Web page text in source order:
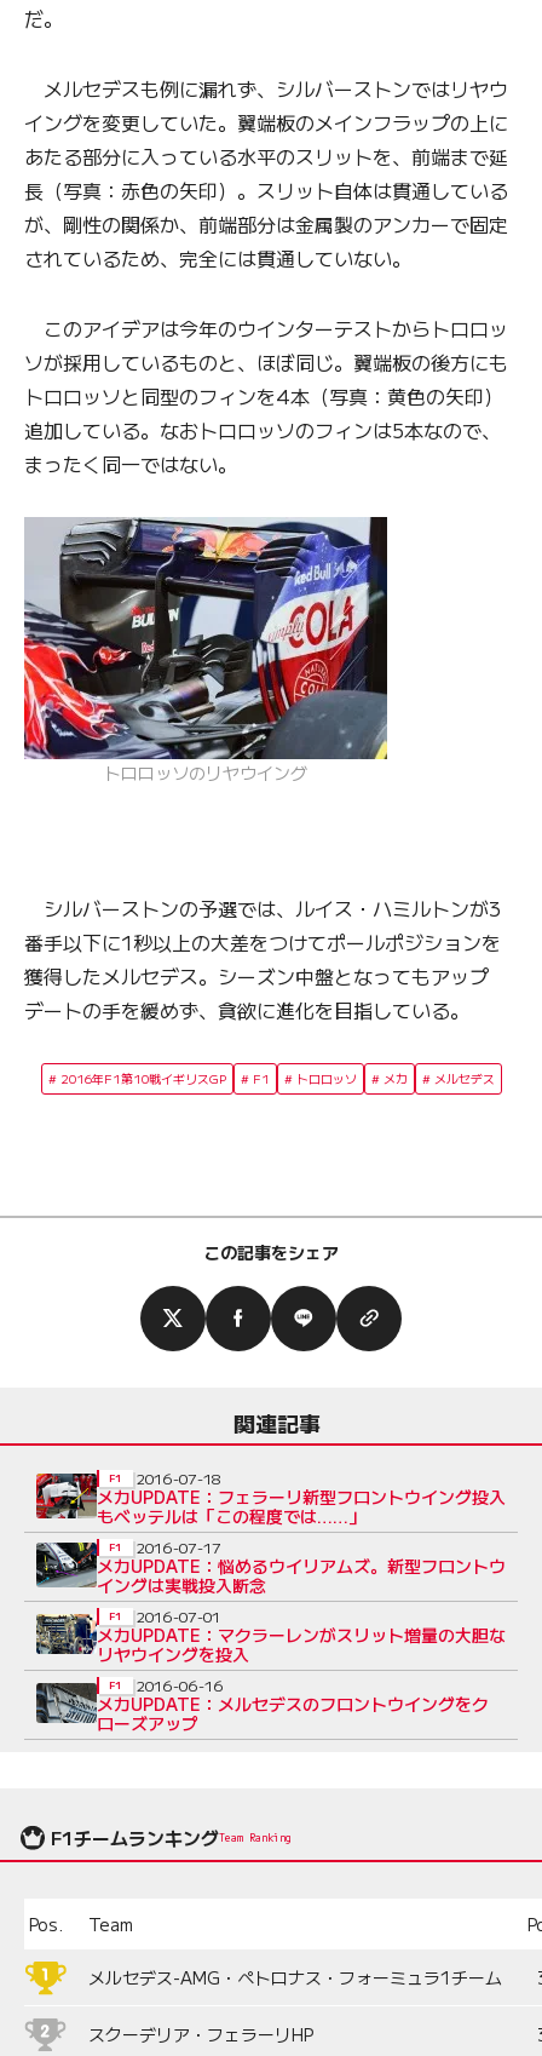
だ。
メルセデスも例に漏れず、シルバーストンではリヤウ
イングを変更していた。翼端板のメインフラップの上に
あたる部分に入っている水平のスリットを、前端まで延
長（写真：赤色の矢印）。スリット自体は貫通している
が、剛性の関係か、前端部分は金属製のアンカーで固定
されているため、完全には貫通していない。
このアイデアは今年のウインターテストからトロロッ
ソが採用しているものと、ほぼ同じ。翼端板の後方にも
トロロッソと同型のフィンを4本（写真：黄色の矢印）
追加している。なおトロロッソのフィンは5本なので、
まったく同一ではない。
トロロッソのリヤウイング
シルバーストンの予選では、ルイス・ハミルトンが3
番手以下に1秒以上の大差をつけてポールポジションを
獲得したメルセデス。シーズン中盤となってもアップ
デートの手を緩めず、貪欲に進化を目指している。
2016年F1第10戦イギリスGP F1 トロロッソ メカ メルセデス
この記事をシェア
関連記事
メカUPDATE：フェラーリ新型フロントウイング投入
もベッテルは「この程度では……」
F1 2016-07-18
メカUPDATE：悩めるウイリアムズ。新型フロントウ
イングは実戦投入断念
F1 2016-07-17
メカUPDATE：マクラーレンがスリット増量の大胆な
リヤウイングを投入
F1 2016-07-01
メカUPDATE：メルセデスのフロントウイングをク
ローズアップ
F1 2016-06-16
F1チームランキングTeam Ranking
Pos. Team
メルセデス-AMG・ペトロナス・フォーミュラ1チーム
スクーデリア・フェラーリHP